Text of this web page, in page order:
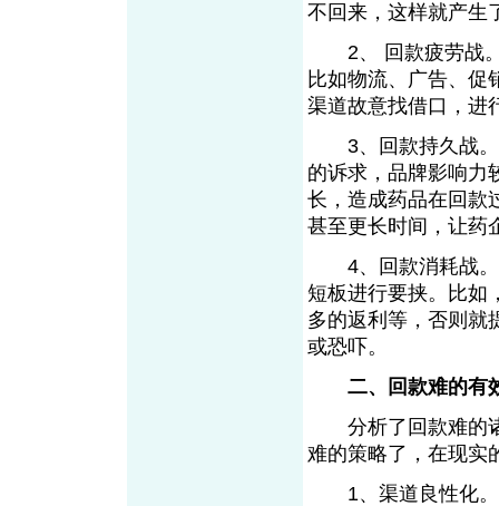
不回来，这样就产生
2、 回款疲劳战。
比如物流、广告、促
渠道故意找借口，进
3、回款持久战。
的诉求，品牌影响力
长，造成药品在回款
甚至更长时间，让药
4、回款消耗战。
短板进行要挟。比如
多的返利等，否则就
或恐吓。
二、回款难的有
分析了回款难的诸
难的策略了，在现
1、渠道良性化。